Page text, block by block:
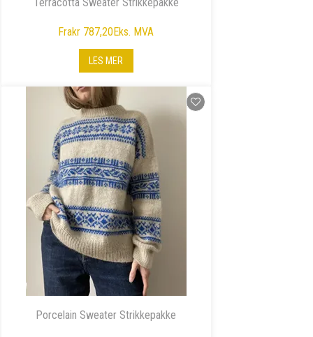
Frakr 787,20Eks. MVA
LES MER
Porcelain Sweater Strikkepakke